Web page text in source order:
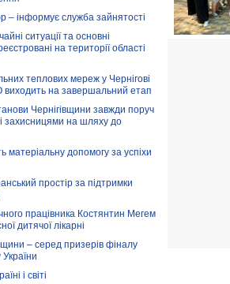
– інформує служба зайнятості
ситуації та основні
на території області
теплових мереж у Чернігові
на завершальний етап
Чернігівщини завжди поруч
захисницями на шляху до
матеріальну допомогу за успіхи
простір за підтримки
працівника Костянтин Мегем
дитячої лікарні
– серед призерів фіналу
і світі